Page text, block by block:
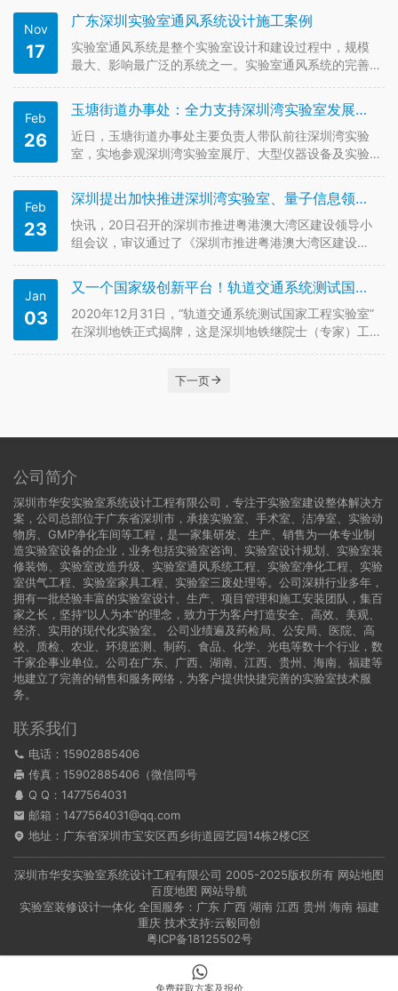
前针对CRPC没有有效的治疗方法，包括免疫治疗也收效
甚微。近日，记者获悉，1月10日，国际著名期刊《自
然》的子刊《自…
Nov
17
广东深圳实验室通风系统设计施工案例
实验室通风系统是整个实验室设计和建设过程中，规模
最大、影响最广泛的系统之一。实验室通风系统的完善
设备的运行维护等方面产生重要影响。下来来看看实验
室通风系统设计施工，效果图：
Feb
26
玉塘街道办事处：全力支持深圳湾实验室发展建设
近日，玉塘街道办事处主要负责人带队前往深圳湾实验
室，实地参观深圳湾实验室展厅、大型仪器设备及实验
展等工作，认真听取深圳湾实验室发展建议和诉求，并
表示将主动谋划推进高质量高颜值发展的实施路径，全
力支持深圳湾实验室发展建设。 活…
Feb
23
深圳提出加快推进深圳湾实验室、量子信息领域实验室建设
快讯，20日召开的深圳市推进粤港澳大湾区建设领导小
组会议，审议通过了《深圳市推进粤港澳大湾区建设
港澳科技创新走廊沿线创新载体建设，加快推进深圳湾
实验室、量子信息领域实验室建设，推动人工智能与数
字经济广东省实验室落地建设。…
Jan
03
又一个国家级创新平台！轨道交通系统测试国家工程实验室落户深圳
2020年12月31日，“轨道交通系统测试国家工程实验室”
在深圳地铁正式揭牌，这是深圳地铁继院士（专家）工
力和产业核心竞争力。 据了解，该实验室将重点聚焦轨
下一页
公司简介
深圳市华安实验室系统设计工程有限公司，专注于实验室建设整体解决方
案，公司总部位于广东省深圳市，承接实验室、手术室、洁净室、实验动
物房、GMP净化车间等工程，是一家集研发、生产、销售为一体专业制
造实验室设备的企业，业务包括实验室咨询、实验室设计规划、实验室装
修装饰、实验室改造升级、实验室通风系统工程、实验室净化工程、实验
室供气工程、实验室家具工程、实验室三废处理等。公司深耕行业多年，
拥有一批经验丰富的实验室设计、生产、项目管理和施工安装团队，集百
家之长，坚持“以人为本”的理念，致力于为客户打造安全、高效、美观、
经济、实用的现代化实验室。 公司业绩遍及药检局、公安局、医院、高
校、质检、农业、环境监测、制药、食品、化学、光电等数十个行业，数
千家企事业单位。公司在广东、广西、湖南、江西、贵州、海南、福建等
地建立了完善的销售和服务网络，为客户提供快捷完善的实验室技术服
务。
联系我们
电话：15902885406
传真：15902885406（微信同号
Q Q： 1477564031
邮箱：1477564031@qq.com
地址：广东省深圳市宝安区西乡街道园艺园14栋2楼C区
深圳市华安实验室系统设计工程有限公司 2005-2025版权所有 网站地图
百度地图 网站导航
实验室装修设计一体化 全国服务： 广东 广西 湖南 江西 贵州 海南 福建
重庆 技术支持:云毅同创
粤ICP备18125502号
免费获取方案及报价